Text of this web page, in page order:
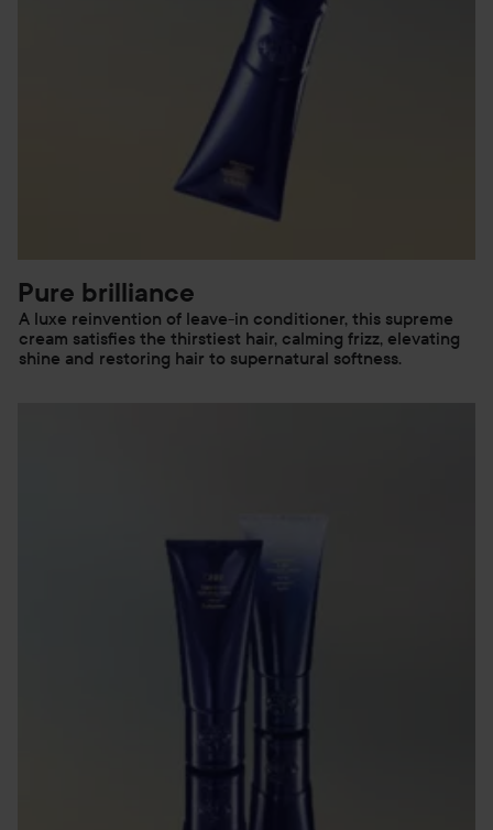
Pure brilliance
A luxe reinvention of leave-in conditioner, this supreme
cream satisfies the thirstiest hair, calming frizz, elevating
shine and restoring hair to supernatural softness.